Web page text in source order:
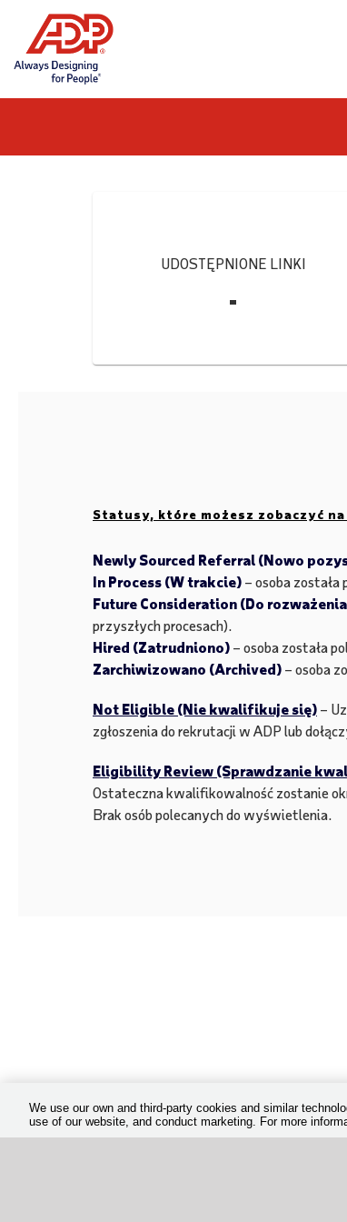
content
UDOSTĘPNIONE LINKI
-
Statusy, które możesz zobaczyć
Newly Sourced Referral (Nowo
In Process (W trakcie) – osoba
Future Consideration (Do
przyszłych procesach).
Hired (Zatrudniono) – osoba została
Zarchiwizowano (Archived) – osoba
Not Eligible (Nie kwalifikuje się) –
zgłoszenia do rekrutacji w ADP lub
Eligibility Review (Sprawdzanie
Ostateczna kwalifikowalność zostanie
Brak osób polecanych do wyświetlenia.
We use our own and third-party cookies and similar
use of our website, and conduct marketing. For more